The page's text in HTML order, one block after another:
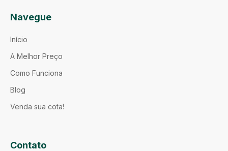
Navegue
Início
A Melhor Preço
Como Funciona
Blog
Venda sua cota!
Contato